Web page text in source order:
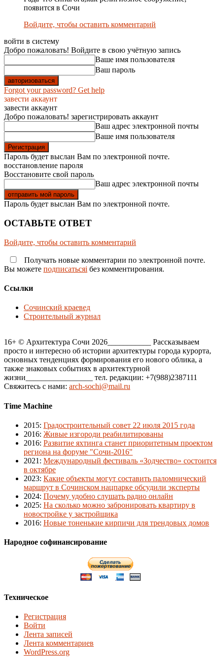
появится в Сочи
Войдите, чтобы оставить комментарий
войти в систему
Добро пожаловать! Войдите в свою учётную запись
Ваше имя пользователя
Ваш пароль
Forgot your password? Get help
завести аккаунт
завести аккаунт
Добро пожаловать! зарегистрировать аккаунт
Ваш адрес электронной почты
Ваше имя пользователя
Пароль будет выслан Вам по электронной почте.
восстановление пароля
Восстановите свой пароль
Ваш адрес электронной почты
Пароль будет выслан Вам по электронной почте.
ОСТАВЬТЕ ОТВЕТ
Войдите, чтобы оставить комментарий
Получать новые комментарии по электронной почте.
Вы можете подписатьсяi без комментирования.
Ссылки
Сочинский краевед
Строительный журнал
16+ © Архитектура Сочи 2026___________ Рассказываем
просто и интересно об истории архитектуры города курорта,
основных тенденциях формирования его нового облика, а
также знаковых событиях в архитектурной
жизни_________________ тел. редакции: +7(988)2387111
Свяжитесь с нами: arch-sochi@mail.ru
Time Machine
2015: Градостроительный совет 22 июля 2015 года
2016: Живые изгороди реабилитированы
2016: Развитие яхтинга станет приоритетным проектом
региона на форуме "Сочи-2016"
2021 : Международный фестиваль «Зодчество» состоится
в октябре
2023: Какие объекты могут составить паломнический
маршрут в Сочинском нацпарке обсудили эксперты
2024: Почему удобно слушать радио онлайн
2025: На сколько можно забронировать квартиру в
новостройке у застройщика
2016: Новые тоненькие кирпичи для трендовых домов
Народное софинансирование
Техническое
Регистрация
Войти
Лента записей
Лента комментариев
WordPress.org